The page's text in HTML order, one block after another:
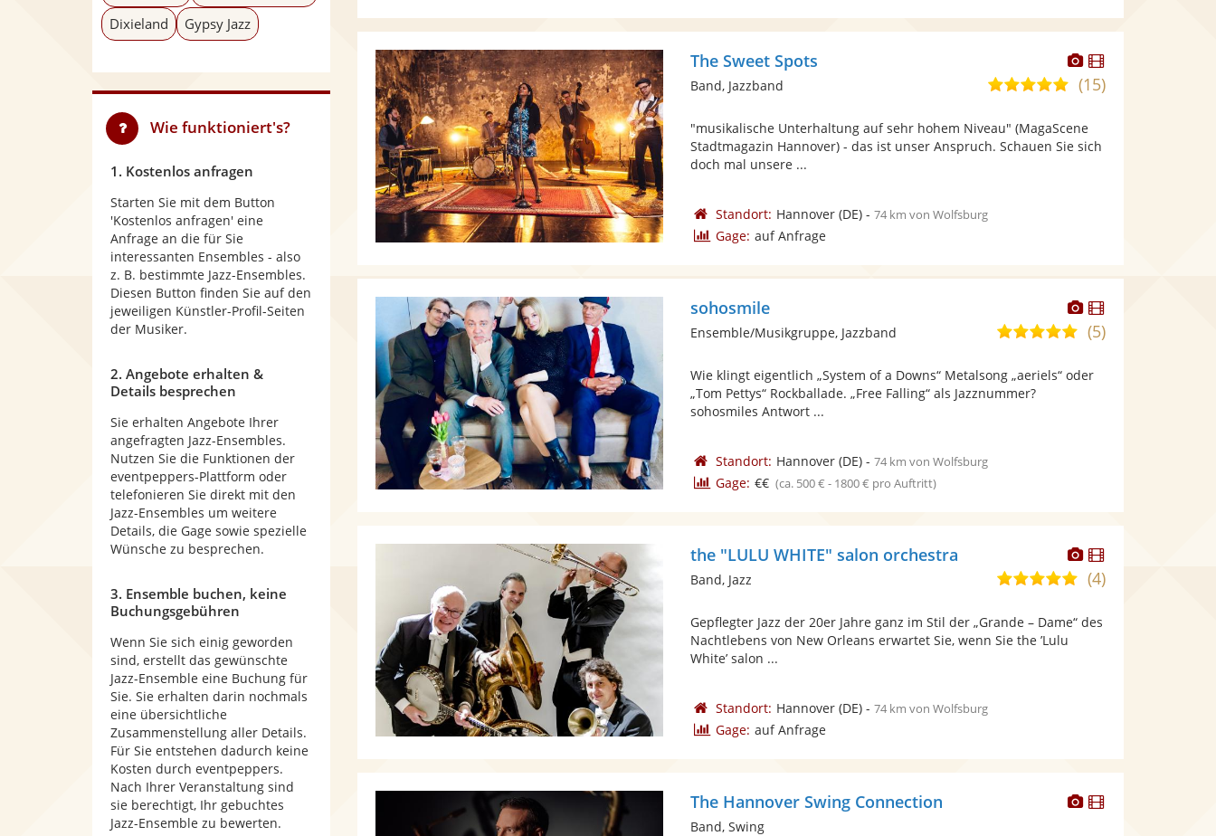
Dieser
Künstler
stellt
bereit.
Dieser
Künstler
The Sweet Spots
5,0
5
Sternen
(15)
Band, Jazzband
"musikalische Unterhaltung auf sehr hohem Niveau" (MagaScene
Stadtmagazin Hannover) - das ist unser Anspruch. Schauen Sie sich
doch mal unsere ...
Standort: Hannover(DE)- 74 km von Wolfsburg
Gage: auf Anfrage
Dieser
Künstler
stellt
bereit.
Dieser
Künstler
sohosmile
5,0
5
(5)
Ensemble/Musikgruppe, Jazzband
Wie klingt eigentlich „System of a Downs“ Metalsong „aeriels“ oder
„Tom Pettys“ Rockballade. „Free Falling“ als Jazznummer?
sohosmiles Antwort ...
Standort: Hannover(DE)- 74 km von Wolfsburg
Gage: €€ (ca. 500 € - 1800 € pro Auftritt)
Dieser
Künstler
stellt
Fotos
bereit.
Dieser
Künstler
the "LULU WHITE" salon orchestra
5,0
5
(4)
Band, Jazz
Gepflegter Jazz der 20er Jahre ganz im Stil der „Grande – Dame“ des
Nachtlebens von New Orleans erwartet Sie, wenn Sie the ’Lulu
White’ salon ...
Standort: Hannover(DE)- 74 km von Wolfsburg
Gage: auf Anfrage
DieserDieser
The Hannover Swing Connection
Band, Swing
Dixieland
Gypsy Jazz
Wie funktioniert's?
1. Kostenlos anfragen
Starten Sie mit dem Button
'Kostenlos anfragen' eine
Anfrage an die für Sie
interessanten Ensembles - also
z. B. bestimmte Jazz-Ensembles.
Diesen Button finden Sie auf den
jeweiligen Künstler-Profil-Seiten
der Musiker.
2. Angebote erhalten &
Details besprechen
Sie erhalten Angebote Ihrer
angefragten Jazz-Ensembles.
Nutzen Sie die Funktionen der
eventpeppers-Plattform oder
telefonieren Sie direkt mit den
Jazz-Ensembles um weitere
Details, die Gage sowie spezielle
Wünsche zu besprechen.
3. Ensemble buchen, keine
Buchungsgebühren
Wenn Sie sich einig geworden
sind, erstellt das gewünschte
Jazz-Ensemble eine Buchung für
Sie. Sie erhalten darin nochmals
eine übersichtliche
Zusammenstellung aller Details.
Für Sie entstehen dadurch keine
Kosten durch eventpeppers.
Nach Ihrer Veranstaltung sind
sie berechtigt, Ihr gebuchtes
Jazz-Ensemble zu bewerten.